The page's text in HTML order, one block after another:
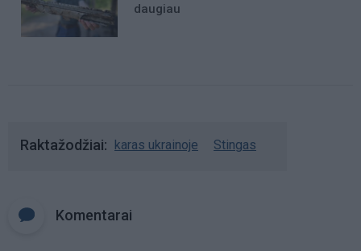
daugiau
Raktažodžiai karas ukrainoje Stingas
Komentarai